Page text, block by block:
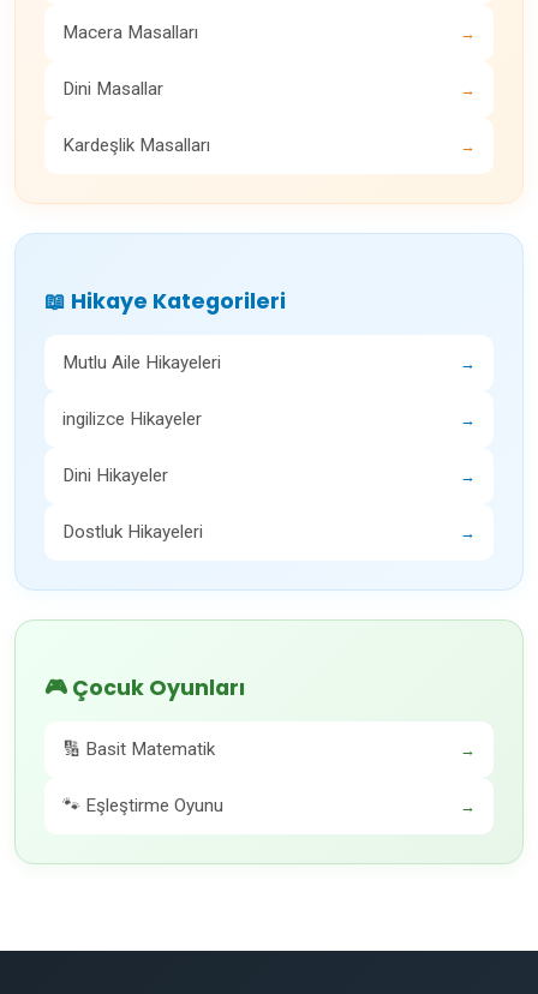
Macera Masalları →
Dini Masallar →
Kardeşlik Masalları →
📖 Hikaye Kategorileri
Mutlu Aile Hikayeleri →
ingilizce Hikayeler →
Dini Hikayeler →
Dostluk Hikayeleri →
🎮 Çocuk Oyunları
🔢 Basit Matematik →
🐾 Eşleştirme Oyunu →